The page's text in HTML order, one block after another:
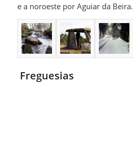
e a noroeste por Aguiar da Beira.
Freguesias